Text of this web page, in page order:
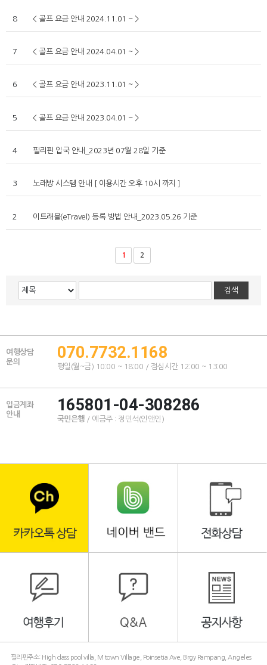
8 < 골프 요금 안내 2024.11.01 ~ >
7 < 골프 요금 안내 2024.04.01 ~ >
6 < 골프 요금 안내 2023.11.01 ~ >
5 < 골프 요금 안내 2023.04.01 ~ >
4 필리핀 입국 안내_2023년 07월 28일 기준
3 노래방 시스템 안내 [ 이용시간 오후 10시 까지 ]
2 이트래블(eTravel) 등록 방법 안내_2023.05.26 기준
1 2
여행상담
문의
070.7732.1168
평일(월~금) 10:00 ~ 18:00 / 점심시간 12:00 ~ 13:00
입금계좌
안내
165801-04-308286
국민은행/ 예금주 : 정민석(인앤인)
필리핀주소: High class pool villa, M town Village, Poinsetia Ave, Brgy Pampang, Angeles